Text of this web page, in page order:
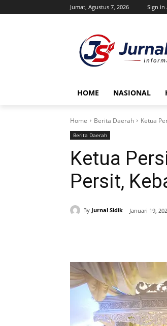
Jumat, Agustus 7, 2026 Sign in
HOME NASIONAL
Home Berita Daerah Ketua
Berita Daerah
Ketua
Persit,
By Jurnal Sidik Januari 19,